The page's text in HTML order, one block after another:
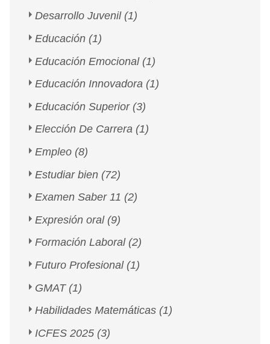
Desarrollo Juvenil (1)
Educación (1)
Educación Emocional (1)
Educación Innovadora (1)
Educación Superior (3)
Elección De Carrera (1)
Empleo (8)
Estudiar bien (72)
Examen Saber 11 (2)
Expresión oral (9)
Formación Laboral (2)
Futuro Profesional (1)
GMAT (1)
Habilidades Matemáticas (1)
ICFES 2025 (3)